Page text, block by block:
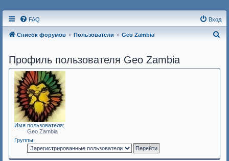
FAQ Вход
Список форумов Пользователи Geo Zambia
Профиль пользователя Geo Zambia
Имя пользователя:
Geo Zambia
Группы: